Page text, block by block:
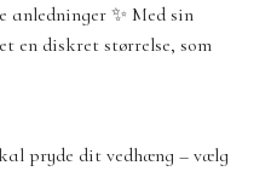
anledninger ✨ Med sin
en diskret størrelse, som
pryde dit vedhæng – vælg